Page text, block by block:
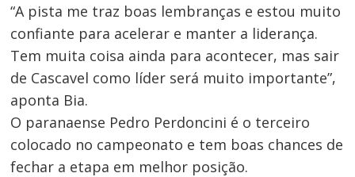
“A pista me traz boas lembranças e estou muito
confiante para acelerar e manter a liderança.
Tem muita coisa ainda para acontecer, mas sair
de Cascavel como líder será muito importante”,
aponta Bia.
O paranaense Pedro Perdoncini é o terceiro
colocado no campeonato e tem boas chances de
fechar a etapa em melhor posição.